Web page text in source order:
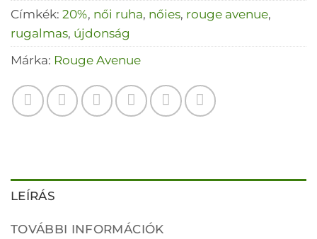
Címkék: 20%, női ruha, nőies, rouge avenue,
rugalmas, újdonság
Márka: Rouge Avenue
LEÍRÁS
TOVÁBBI INFORMÁCIÓK